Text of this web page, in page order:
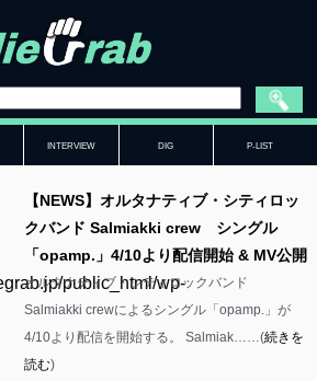
INTERVIEW DIG P-LIST
public_html/wp-
【NEWS】オルタナティブ・シティロッ
クバンド Salmiakki crew シングル
「opamp.」4/10より配信開始 & MV公開
オルタナティブ・シティロックバンド
Salmiakki crewによるシングル「opamp.」が
4/10より配信を開始する。 Salmiak……(続きを
読む)